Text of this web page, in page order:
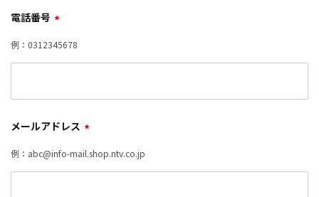
電話番号 *
例：0312345678
メールアドレス *
例：abc@info-mail.shop.ntv.co.jp